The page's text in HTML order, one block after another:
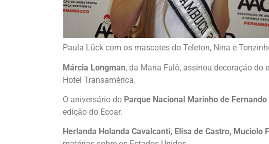
Paula Lück com os mascotes do Teleton, Nina e
Márcia Longman, da Maria Fulô, assinou decoração do
Hotel Transamérica.
O aniversário do Parque Nacional Marinho de Fernando
edição do Ecoar.
Herlanda Holanda Cavalcanti, Elisa de Castro, Muciolo